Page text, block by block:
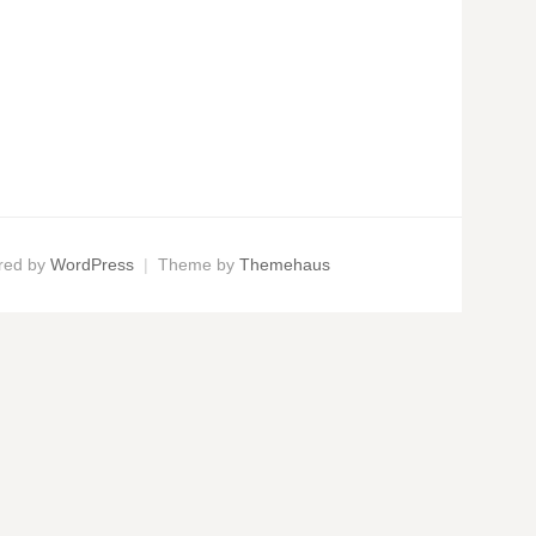
by WordPress | Theme by Themehaus